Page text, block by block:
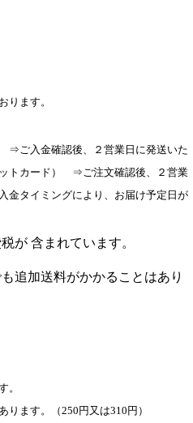
ります。
⇒ご入金確認後、２営業日に発送いた
トカード） ⇒ご注文確認後、２営業
金タイミングにより、お届け予定日が
が 含まれています。
追加送料がかかることはあり
。
ます。（250円又は310円）